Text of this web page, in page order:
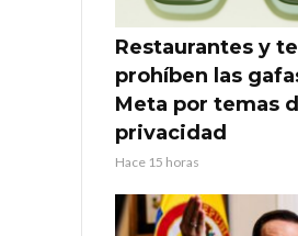
Restaurantes y
prohíben las
Meta por temas
privacidad
Hace 15 horas